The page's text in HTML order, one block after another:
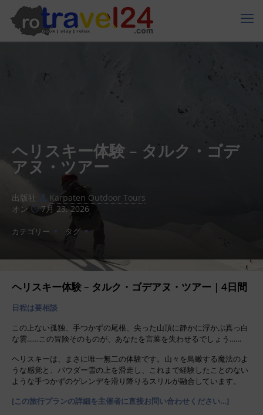
ヘリスキー体験 – タルク・ゴデ
アヌ・ツアー
出版社
Karpaten Outdoor Tours
オン
7月 23, 2026
カテゴリー タグ
ヘリスキー体験 – タルク・ゴデアヌ・ツアー | 4日間
日程は要相談
この上ない孤独、手つかずの尾根、尖った山頂に静かに浮かぶ真っ白
な雲……この冒険そのものが、あなたを言葉を失わせるでしょう……
ヘリスキーは、まさに唯一無二の体験です。山々を鳥瞰する魔法のよ
うな感覚と、パウダー雪の上を滑走し、これまで経験したことのない
ような手つかずのゲレンデを滑り降りるスリルが融合しています。
[この旅行プランの詳細を主催者に直接お問い合わせください…]